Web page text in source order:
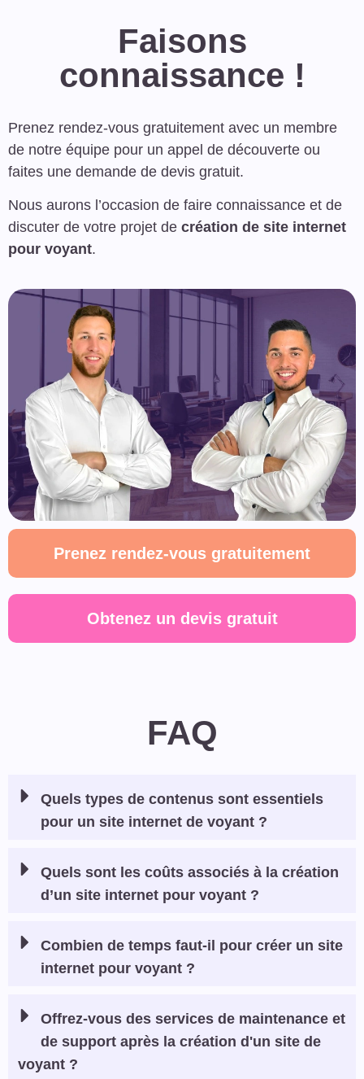
Faisons
connaissance !
Prenez rendez-vous gratuitement avec un membre
de notre équipe pour un appel de découverte ou
faites une demande de devis gratuit.
Nous aurons l’occasion de faire connaissance et de
discuter de votre projet de création de site internet
pour voyant.
Prenez rendez-vous gratuitement
Obtenez un devis gratuit
FAQ
Quels types de contenus sont essentiels
pour un site internet de voyant ?
Quels sont les coûts associés à la création
d’un site internet pour voyant ?
Combien de temps faut-il pour créer un site
internet pour voyant ?
Offrez-vous des services de maintenance et
de support après la création d'un site de
voyant ?